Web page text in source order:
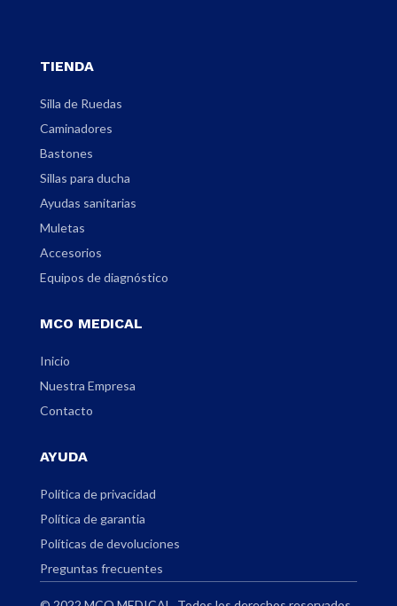
TIENDA
Silla de Ruedas
Caminadores
Bastones
Sillas para ducha
Ayudas sanitarias
Muletas
Accesorios
Equipos de diagnóstico
MCO MEDICAL
Inicio
Nuestra Empresa
Contacto
AYUDA
Política de privacidad
Política de garantia
Políticas de devoluciones
Preguntas frecuentes